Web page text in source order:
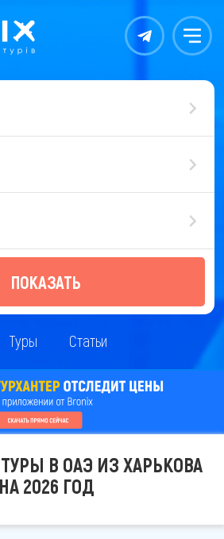
Контакты Меню
ПОКАЗАТЬ
Туры Статьи
В ОАЭ ИЗ ХАРЬКОВА
НА 2026 ГОД